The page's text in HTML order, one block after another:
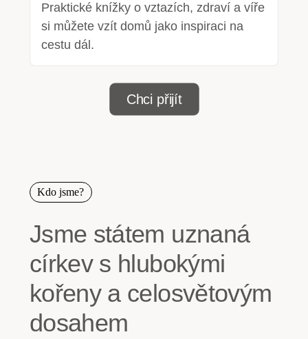
Praktické knížky o vztazích, zdraví a víře
si můžete vzít domů jako inspiraci na
cestu dál.
Chci přijít
Kdo jsme?
Jsme státem uznaná
církev s hlubokými
kořeny a celosvětovým
dosahem